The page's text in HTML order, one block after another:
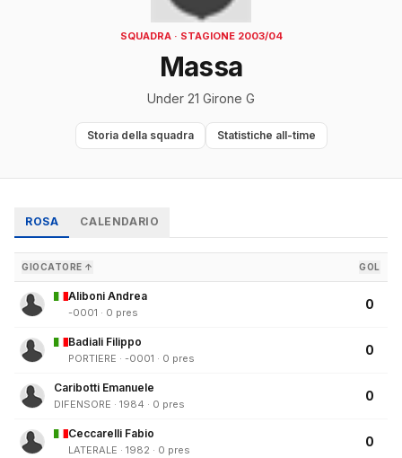
SQUADRA · STAGIONE 2003/04
Massa
Under 21 Girone G
Storia della squadra Statistiche all-time
ROSA CALENDARIO
GIOCATORE ↑ GOL
Aliboni Andrea
-0001 · 0 pres
0
Badiali Filippo
PORTIERE · -0001 · 0 pres
0
Caribotti Emanuele
DIFENSORE · 1984 · 0 pres
0
Ceccarelli Fabio
LATERALE · 1982 · 0 pres
0